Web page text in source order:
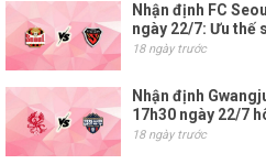
Nhận định FC
ngày 22/7: Ưu thế
18 ngày trước
Nhận định
17h30 ngày 22/7
18 ngày trước